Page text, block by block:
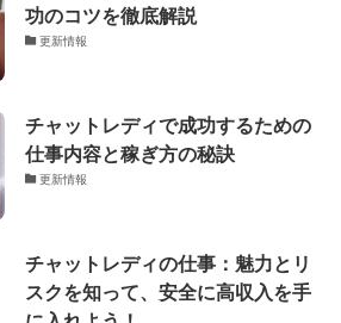
功のコツを徹底解説
更新情報
チャットレディで成功するための
仕事内容と稼ぎ方の秘訣
更新情報
チャットレディの仕事：魅力とリ
スクを知って、安全に高収入を手